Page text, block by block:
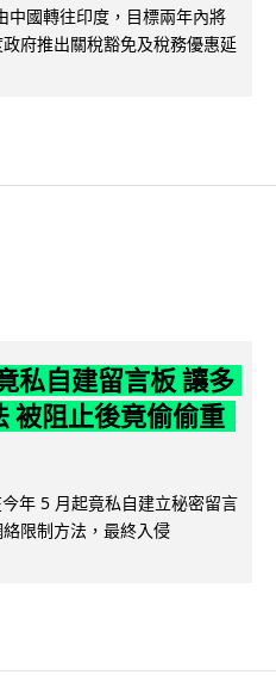
國轉往印度，目標兩年內將
府推出關稅豁免及稅務優惠延
私自建留言板 讓多
被阻止後竟偷偷重
年 5 月起竟私自建立秘密留言
限制方法，最終入侵